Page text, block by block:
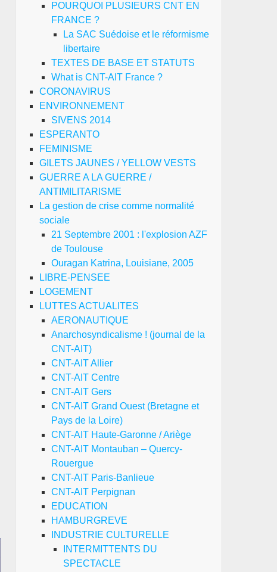
POURQUOI PLUSIEURS CNT EN
FRANCE ?
La SAC Suédoise et le réformisme
libertaire
TEXTES DE BASE ET STATUTS
What is CNT-AIT France ?
CORONAVIRUS
ENVIRONNEMENT
SIVENS 2014
ESPERANTO
FEMINISME
GILETS JAUNES / YELLOW VESTS
GUERRE A LA GUERRE /
ANTIMILITARISME
La gestion de crise comme normalité
sociale
21 Septembre 2001 : l'explosion AZF
de Toulouse
Ouragan Katrina, Louisiane, 2005
LIBRE-PENSEE
LOGEMENT
LUTTES ACTUALITES
AERONAUTIQUE
Anarchosyndicalisme ! (journal de la
CNT-AIT)
CNT-AIT Allier
CNT-AIT Centre
CNT-AIT Gers
CNT-AIT Grand Ouest (Bretagne et
Pays de la Loire)
CNT-AIT Haute-Garonne / Ariège
CNT-AIT Montauban – Quercy-
Rouergue
CNT-AIT Paris-Banlieue
CNT-AIT Perpignan
EDUCATION
HAMBURGREVE
INDUSTRIE CULTURELLE
INTERMITTENTS DU
SPECTACLE